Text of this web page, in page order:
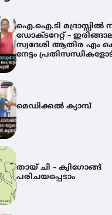
മെഡിക്കൽ ക്യാമ്പ്
തായ് ചി – ക്വിഗോങ്ങ്
പരിചയപ്പെടാം
തേലപ്പിളളി പാറേമൽ
തോമാസ് (69) അന്തരിച്ചു